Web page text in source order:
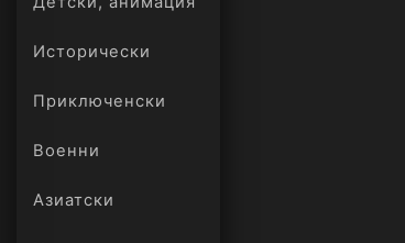
Исторически
Приключенски
Военни
Азиатски